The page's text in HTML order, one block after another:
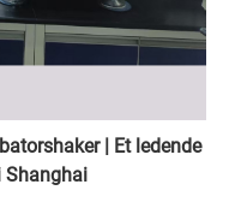
| Et ledende
Shanghai